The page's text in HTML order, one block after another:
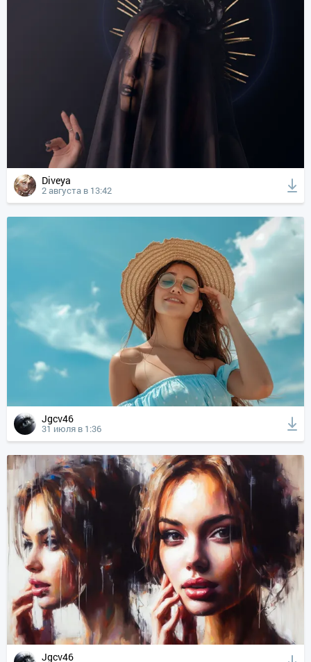
Diveya
2 августа в 13:42
Jgcv46
31 июля в 1:36
Jgcv46